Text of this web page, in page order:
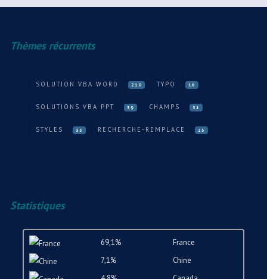
Thèmes récurrents
SOLUTION VBA WORD 210 TYPO 16
SOLUTIONS VBA PPT 39 CHAMPS 31
STYLES 33 RECHERCHE-REMPLACE 25
Statistiques
69,1%
France
7,1%
Chine